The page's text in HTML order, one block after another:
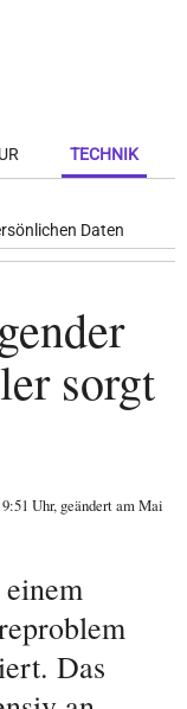
TECHNIK
Daten
sorgt
Uhr, geändert am Mai
Das